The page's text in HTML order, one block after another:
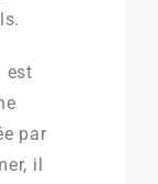
est
par
il